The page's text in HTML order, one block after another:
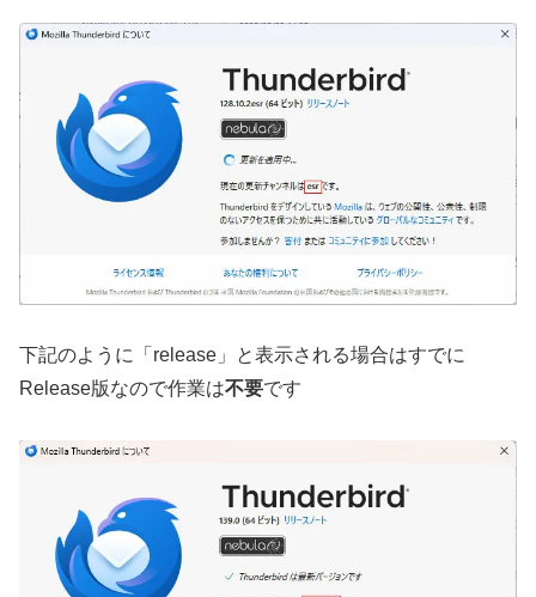
下記のように「release」と表示される場合はすでに
Release版なので作業は不要です